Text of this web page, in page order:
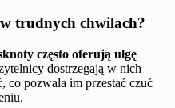
trudnych chwilach?
często oferują ulgę
dostrzegają w nich
co pozwala im przestać czuć